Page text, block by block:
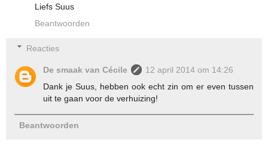
Liefs Suus
Beantwoorden
Reacties
De smaak van Cécile
12 april 2014 om 14:26
Dank je Suus, hebben ook echt zin om er even tussen
uit te gaan voor de verhuizing!
Beantwoorden